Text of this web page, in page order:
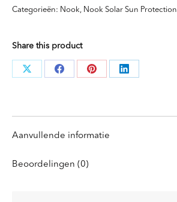
100%
aantal
Categorieën: Nook, Nook Solar Sun Protection
Share this product
Deel
Deel
Deel
Deel
Aanvullende informatie
Beoordelingen (0)